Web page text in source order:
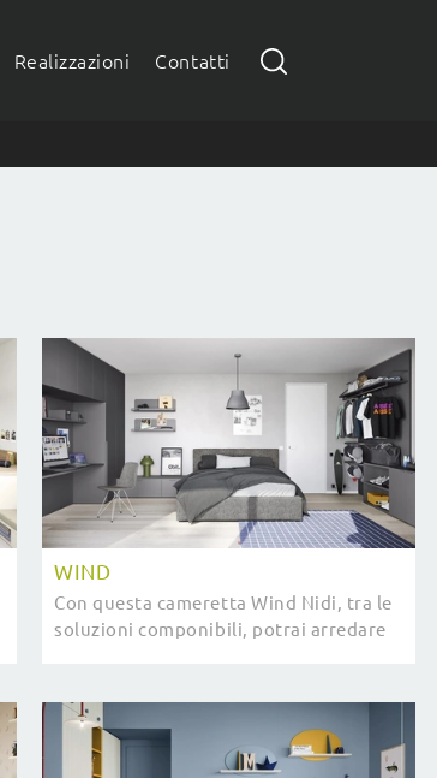
Realizzazioni Contatti
WIND
Con questa cameretta Wind Nidi, tra le
soluzioni componibili, potrai arredare